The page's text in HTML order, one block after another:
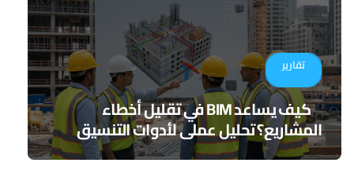
تقارير
كيف يساعد BIM في تقليل أخطاء
المشاريع؟ تحليل عملي لأدوات التنسيق
الرقمي